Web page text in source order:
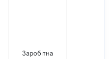
Заробітна